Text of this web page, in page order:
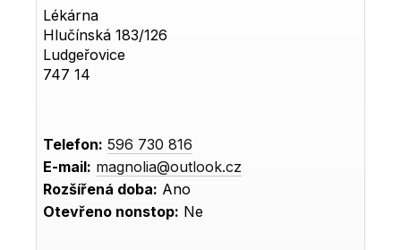
Lékárna
Hlučínská 183/126
Ludgeřovice
747 14
Telefon: 596 730 816
E-mail: magnolia@outlook.cz
Rozšířená doba: Ano
Otevřeno nonstop: Ne